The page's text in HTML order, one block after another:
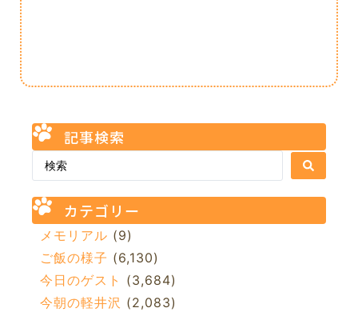
記事検索
カテゴリー
メモリアル (9)
ご飯の様子 (6,130)
今日のゲスト (3,684)
今朝の軽井沢 (2,083)